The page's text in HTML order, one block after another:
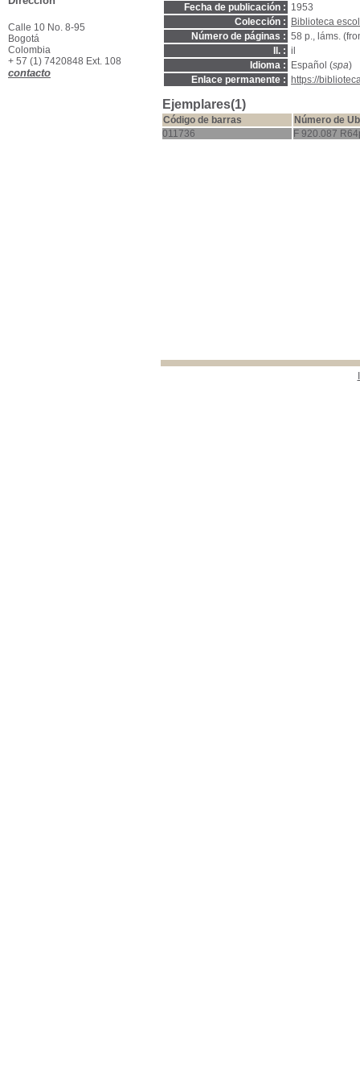
Fecha de publicación : 1953
Colección :
Biblioteca
Número de páginas : 58 p., láms.
Il. : il
Idioma :
Español (spa)
Enlace permanente :
https://
Ejemplares(1)
Código de barras
Número de
011736
F 920.087
Calle 10 No. 8-95
Bogotá
Colombia
+ 57 (1) 7420848 Ext. 108
contacto